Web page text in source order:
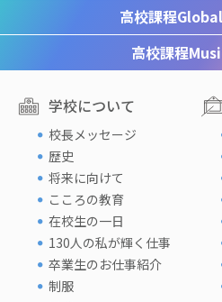
高校課程
高校課程
学校について
校長メッセージ
歴史
将来に向けて
こころの教育
在校生の一日
130人の私が輝く仕事
卒業生のお仕事紹介
制服